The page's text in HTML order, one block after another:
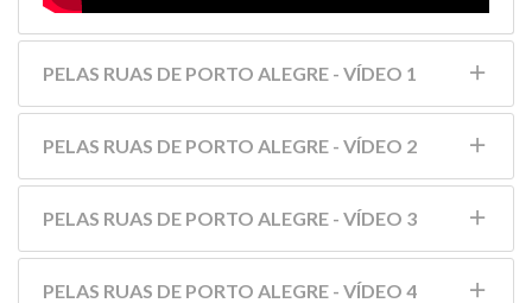
PELAS RUAS DE PORTO ALEGRE - VÍDEO 1
PELAS RUAS DE PORTO ALEGRE - VÍDEO 2
PELAS RUAS DE PORTO ALEGRE - VÍDEO 3
PELAS RUAS DE PORTO ALEGRE - VÍDEO 4